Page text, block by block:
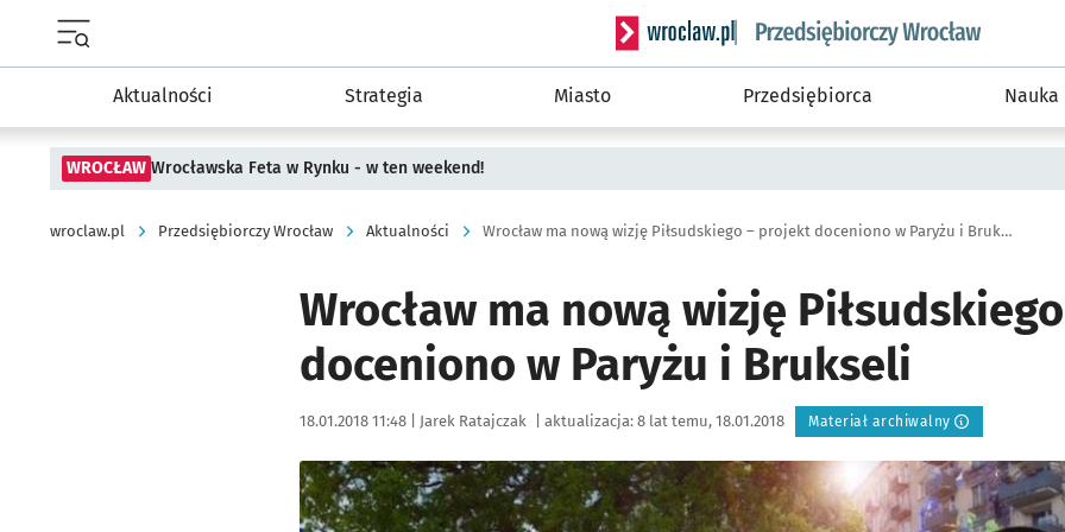
Serwis informacyjny wroclaw.pl podserwis:
Aktualności Strategia Miasto Przedsiębiorca Nauka
WROCŁAW Wrocławska Feta w Rynku - w ten weekend!
wroclaw.pl Przedsiębiorczy Wrocław Aktualności Wrocław ma nową wizję Piłsudskiego – projekt doceniono w Paryżu i Brukseli
Wrocław ma nową wizję
doceniono w Paryżu i Brukseli
Data publikacji:
18.01.2018 11:48 | Autor:
Jarek Ratajczak aktualizacja: 8 lat temu, 18.01.2018 Materiał archiwalny
Kliknij, aby powiększyć